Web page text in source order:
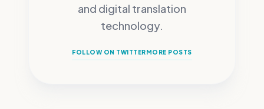
and digital translation
technology.
FOLLOW ON TWITTER MORE POSTS